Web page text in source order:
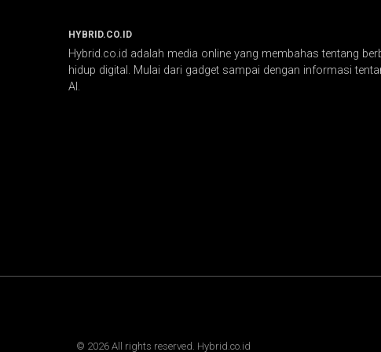
HYBRID.CO.ID
Hybrid.co.id adalah media online yang membahas tentang
hidup digital. Mulai dari gadget sampai dengan informasi
AI.
© 2026 All rights reserved. Hybrid.co.id